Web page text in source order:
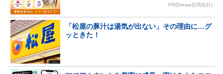
PR(Dreaw合同会社)
「松屋の豚汁は湯気が出ない」その理由に…グ
ッときた！